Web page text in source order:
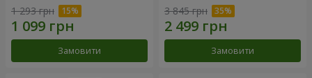
1 293 грн
Замовити
3 845 грн
Замовити